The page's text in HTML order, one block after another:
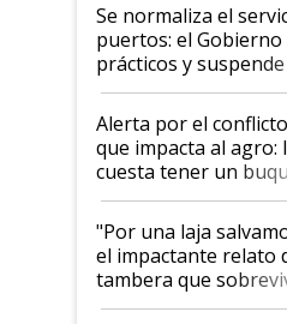
Se normaliza el
puertos: el Gobierno
prácticos y suspende
desregulación
Alerta por el
que impacta al agro:
cuesta tener un
y el peligro de que
pase a ser "país sucio"
"Por una laja
el impactante relato
tambera que
tornado